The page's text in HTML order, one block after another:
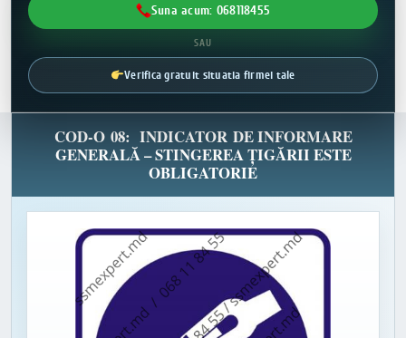
Suna acum: 068118455
SAU
Verifica gratuit situatia firmei tale
COD-O 08: INDICATOR DE INFORMARE
GENERALĂ – STINGEREA ȚIGĂRII ESTE
OBLIGATORIE